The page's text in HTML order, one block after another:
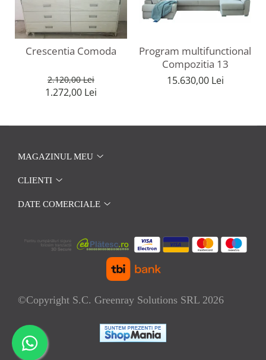
Crescentia Comoda
2.120,00 Lei
1.272,00 Lei
Program multifunctional
Compozitia 13
15.630,00 Lei
MAGAZINUL MEU
CLIENTI
DATE COMERCIALE
©Copyright S.C. Greenray Solutions SRL 2026